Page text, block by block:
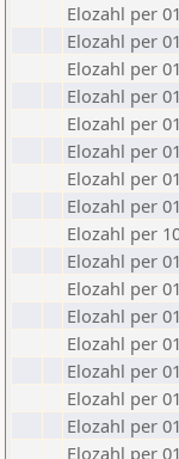
Elozahl per
Elozahl per
Elozahl per
Elozahl per
Elozahl per
Elozahl per
Elozahl per
Elozahl per
Elozahl per
Elozahl per
Elozahl per
Elozahl per
Elozahl per
Elozahl per
Elozahl per
Elozahl per
Elozahl per